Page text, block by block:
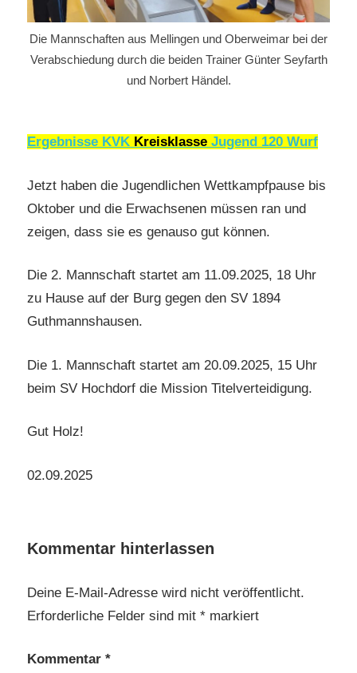
Die Mannschaften aus Mellingen und Oberweimar bei der
Verabschiedung durch die beiden Trainer Günter Seyfarth
und Norbert Händel.
Ergebnisse KVK Kreisklasse Jugend 120 Wurf
Jetzt haben die Jugendlichen Wettkampfpause bis
Oktober und die Erwachsenen müssen ran und
zeigen, dass sie es genauso gut können.
Die 2. Mannschaft startet am 11.09.2025, 18 Uhr
zu Hause auf der Burg gegen den SV 1894
Guthmannshausen.
Die 1. Mannschaft startet am 20.09.2025, 15 Uhr
beim SV Hochdorf die Mission Titelverteidigung.
Gut Holz!
02.09.2025
Kommentar hinterlassen
Deine E-Mail-Adresse wird nicht veröffentlicht.
Erforderliche Felder sind mit * markiert
Kommentar *